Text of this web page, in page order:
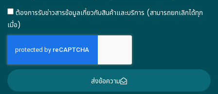
ต้องการรับข่าวสารข้อมูลเกี่ยวกับสินค้าและบริการ (สามารถยกเลิกได้ทุก
เมื่อ)
ส่งข้อความ